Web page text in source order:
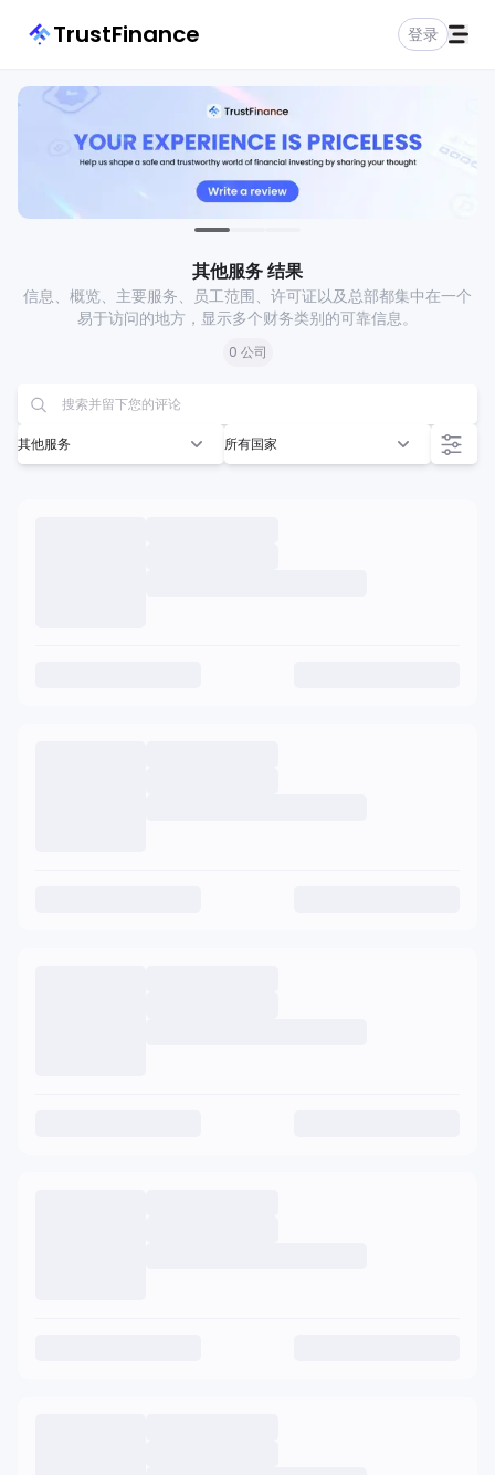
TrustFinance 登录
其他服务 结果
信息、概览、主要服务、员工范围、许可证以及总部都集中在一个
易于访问的地方，显示多个财务类别的可靠信息。
0 公司